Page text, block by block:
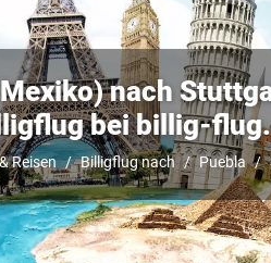
nach
bei billig-
Reisen Billigflug nach Puebla